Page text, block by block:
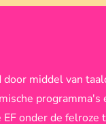
door middel van
programma's
onder de felroze